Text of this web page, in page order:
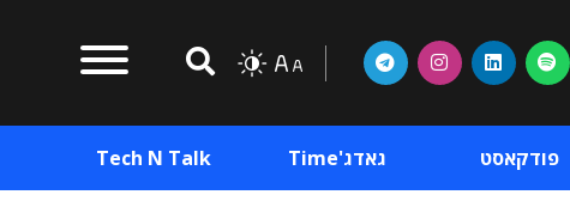
פודקאסט גאדג'Time Tech N Talk